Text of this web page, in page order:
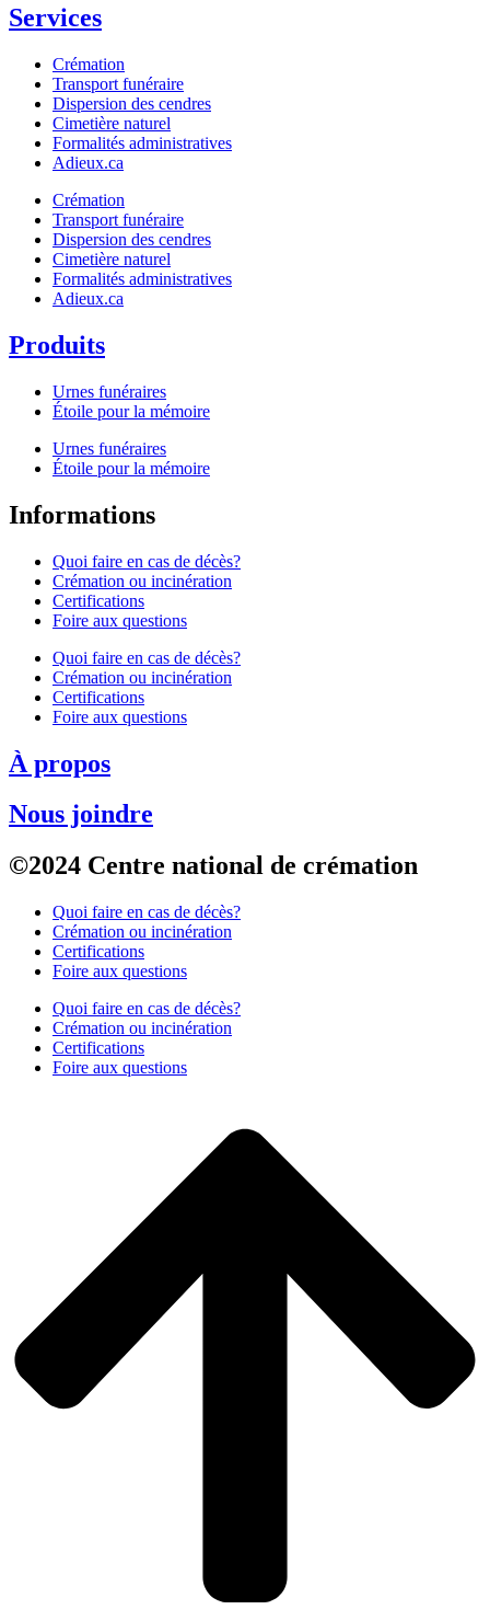
Services
Crémation
Transport funéraire
Dispersion des cendres
Cimetière naturel
Formalités administratives
Adieux.ca
Crémation
Transport funéraire
Dispersion des cendres
Cimetière naturel
Formalités administratives
Adieux.ca
Produits
Urnes funéraires
Étoile pour la mémoire
Urnes funéraires
Étoile pour la mémoire
Informations
Quoi faire en cas de décès?
Crémation ou incinération
Certifications
Foire aux questions
Quoi faire en cas de décès?
Crémation ou incinération
Certifications
Foire aux questions
À propos
Nous joindre
©2024 Centre national de crémation
Quoi faire en cas de décès?
Crémation ou incinération
Certifications
Foire aux questions
Quoi faire en cas de décès?
Crémation ou incinération
Certifications
Foire aux questions